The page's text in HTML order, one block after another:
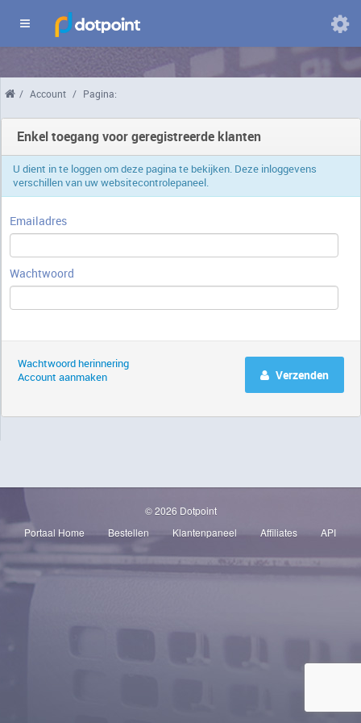
Domeinen
taal
/ Account / Pagina:
Enkel toegang voor geregistreerde klanten
U dient in te loggen om deze pagina te bekijken. Deze inloggevens
verschillen van uw websitecontrolepaneel.
Emailadres
Wachtwoord
Wachtwoord herinnering
Account aanmaken
Verzenden
© 2026 Dotpoint
Portaal Home
Bestellen Klantenpaneel Affiliates API